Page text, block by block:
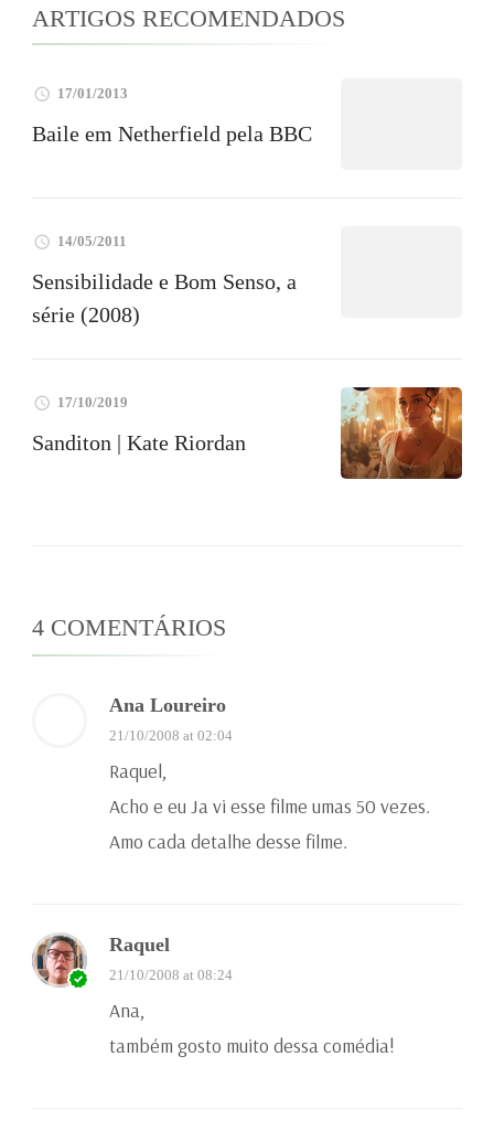
ARTIGOS RECOMENDADOS
17/01/2013
Baile em Netherfield pela BBC
14/05/2011
Sensibilidade e Bom Senso, a
série (2008)
17/10/2019
Sanditon | Kate Riordan
4 COMENTÁRIOS
Ana Loureiro
21/10/2008 at 02:04
Raquel,
Acho e eu Ja vi esse filme umas 50 vezes.
Amo cada detalhe desse filme.
Raquel
21/10/2008 at 08:24
Ana,
também gosto muito dessa comédia!